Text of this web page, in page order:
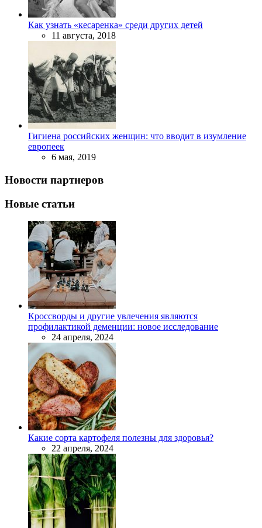
Как узнать «кесаренка» среди других детей
11 августа, 2018
Гигиена российских женщин: что вводит в изумление
европеек
6 мая, 2019
Новости партнеров
Новые статьи
Кроссворды и другие увлечения являются
профилактикой деменции: новое исследование
24 апреля, 2024
Какие сорта картофеля полезны для здоровья?
22 апреля, 2024